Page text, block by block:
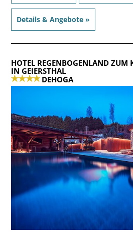
Details & Angebote »
HOTEL REGENBOGENLAND ZUM
IN GEIERSTHAL
DEHOGA